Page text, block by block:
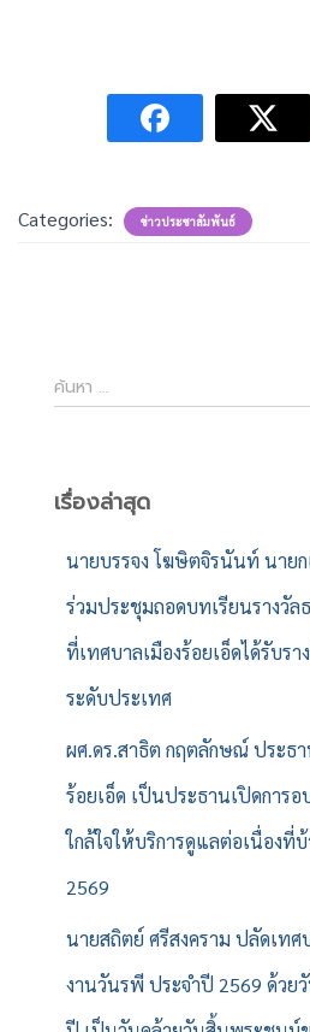
Categories: ข่าวประชาสัมพันธ์
ค้
น
สำ
ค้นหา …
เรื่องล่าสุด
นายบรรจง โฆษิตจิรนันท์ นายก
ร่วมประชุมถอดบทเรียนรางวัล
ที่เทศบาลเมืองร้อยเอ็ดได้รับร
ระดับประเทศ
ผศ.ดร.สาธิต กฤตลักษณ์ ประธ
ร้อยเอ็ด เป็นประธานเปิดการอ
ใกล้ใจให้บริการดูแลต่อเนื่อง
2569
นายสถิตย์ ศรีสงคราม ปลัดเทศ
งานวันรพี ประจำปี 2569 ด้วย